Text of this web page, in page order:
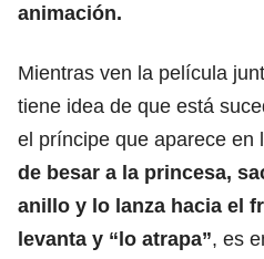
animación.
Mientras ven la película
tiene idea de que está
el príncipe que aparece en
de besar a la princesa,
anillo y lo lanza hacia el
levanta y “lo atrapa”, es